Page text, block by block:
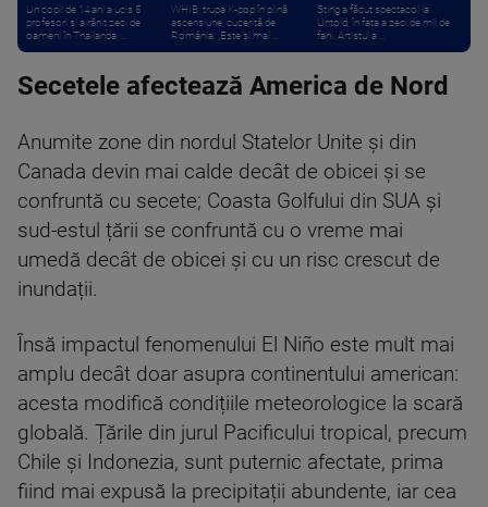
Un copil de 14 ani a ucis 5
profesori și a rănit zeci de
oameni în Thailanda, ...
WHIB, trupa K-pop în plină
ascensiune, cucerită de
România: „Este și mai ...
Sting a făcut spectacol la
Untold, în fața a zeci de mii de
fani. Artistul a ...
Secetele afectează America de Nord
Anumite zone din nordul Statelor Unite și din
Canada devin mai calde decât de obicei și se
confruntă cu secete; Coasta Golfului din SUA și
sud-estul țării se confruntă cu o vreme mai
umedă decât de obicei și cu un risc crescut de
inundații.
Însă impactul fenomenului El Niño este mult mai
amplu decât doar asupra continentului american:
acesta modifică condițiile meteorologice la scară
globală. Țările din jurul Pacificului tropical, precum
Chile și Indonezia, sunt puternic afectate, prima
fiind mai expusă la precipitații abundente, iar cea